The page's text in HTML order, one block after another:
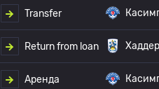
Transfer
Return from loan
Аренда